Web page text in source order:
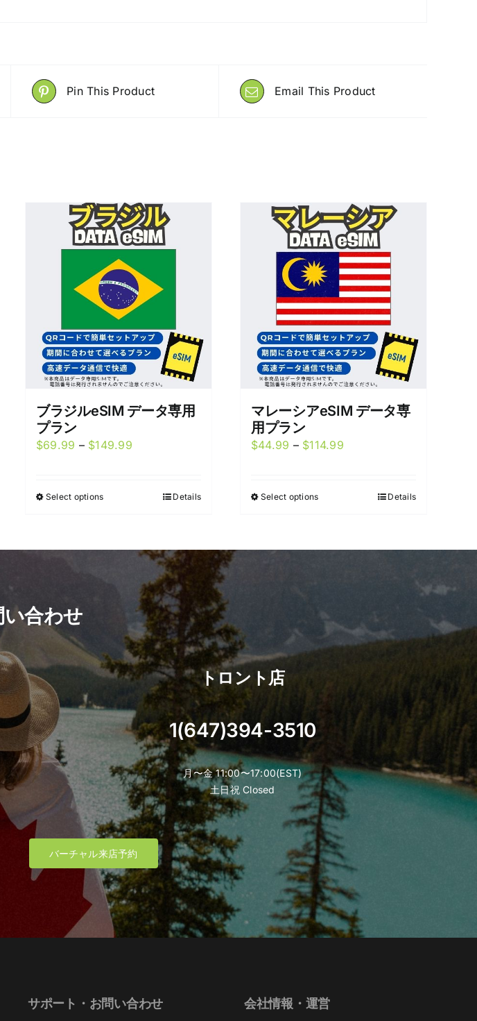
Pin This Product Email This Product
ブラジルeSIM データ専用
プラン
$69.99 – $149.99Price
through
Select optionsThis
multiple
options
chosen
the
product
page
Details
マレーシアeSIM データ専
用プラン
$44.99 – $114.99Price
through
Select optionsThis
options
may
be
product
page
Details
い合わせ
トロント店
1(647)394-3510
月〜金 11:00〜17:00(EST)
土日祝 Closed
バーチャル来店予約
サポート・お問い合わせ 会社情報・運営